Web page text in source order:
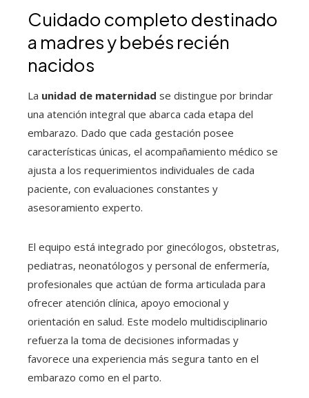
Cuidado completo destinado
a madres y bebés recién
nacidos
La unidad de maternidad se distingue por brindar
una atención integral que abarca cada etapa del
embarazo. Dado que cada gestación posee
características únicas, el acompañamiento médico se
ajusta a los requerimientos individuales de cada
paciente, con evaluaciones constantes y
asesoramiento experto.
El equipo está integrado por ginecólogos, obstetras,
pediatras, neonatólogos y personal de enfermería,
profesionales que actúan de forma articulada para
ofrecer atención clínica, apoyo emocional y
orientación en salud. Este modelo multidisciplinario
refuerza la toma de decisiones informadas y
favorece una experiencia más segura tanto en el
embarazo como en el parto.